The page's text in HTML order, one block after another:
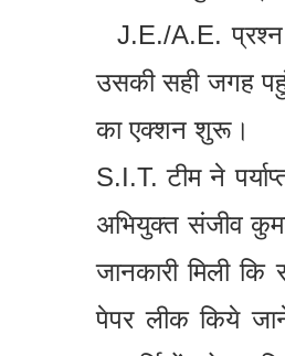
J.E./A.E.
उसकी सही जगह
का एक्शन शुरू।
S.I.T. टीम ने
अभियुक्त संजीव
जानकारी मिली कि
पेपर लीक किये